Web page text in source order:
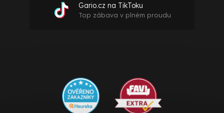
Gario.cz na TikToku
Top zábava v plném proudu